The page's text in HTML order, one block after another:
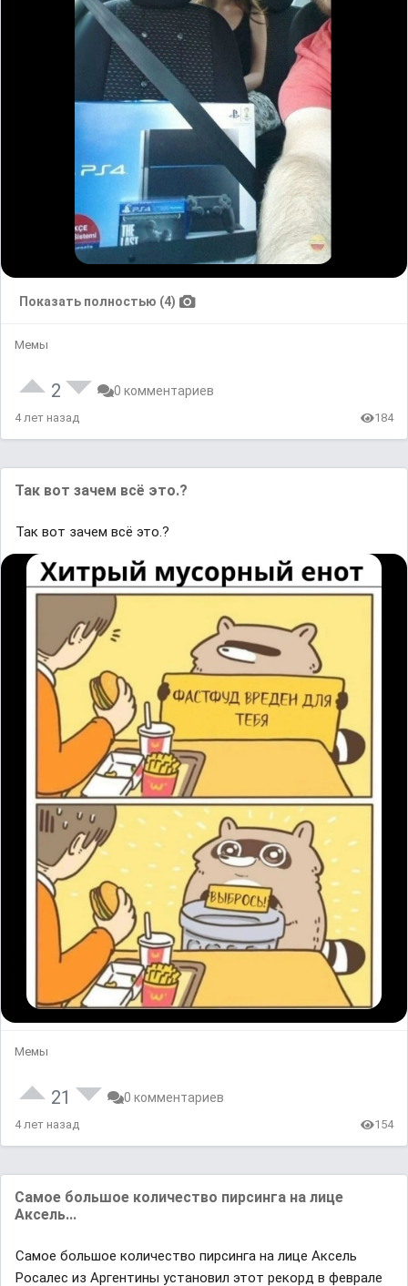
Показать полностью (4)
Мемы
2 0 комментариев
4 лет назад 184
Так вот зачем всё это.?
Так вот зачем всё это.?
Мемы
21 0 комментариев
4 лет назад 154
Самое большое количество пирсинга на лице
Аксель...
Самое большое количество пирсинга на лице Аксель
Росалес из Аргентины установил этот рекорд в феврале